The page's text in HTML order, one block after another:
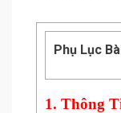
Phụ Lục
1. Thông